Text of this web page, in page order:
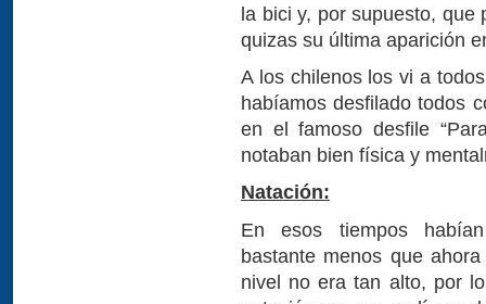
la bici y, por supuesto, que
quizas su última aparición
A los chilenos los vi a
habíamos desfilado todos
en el famoso desfile
notaban bien física y
Natación:
En esos tiempos
bastante menos que
nivel no era tan alto, por